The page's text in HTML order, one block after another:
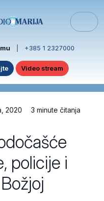
+385 1 2327000
Video stream
2020 3 minute čitanja
policije i